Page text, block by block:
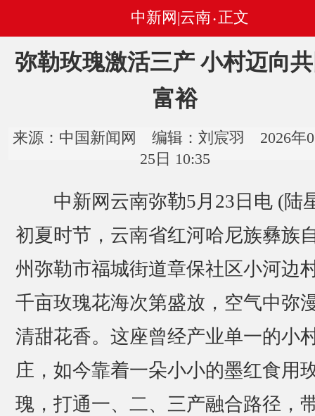
中新网|云南 • 正文
弥勒玫瑰激活三产 小村迈向
富裕
来源：中国新闻网 编辑：刘宸羽 2026年
25日 10:35
中新网云南弥勒5月23日电 (陆
初夏时节，云南省红河哈尼族彝族
州弥勒市福城街道章保社区小河边
千亩玫瑰花海次第盛放，空气中弥
清甜花香。这座曾经产业单一的小
庄，如今靠着一朵小小的墨红食用
瑰，打通一、二、三产融合路径，